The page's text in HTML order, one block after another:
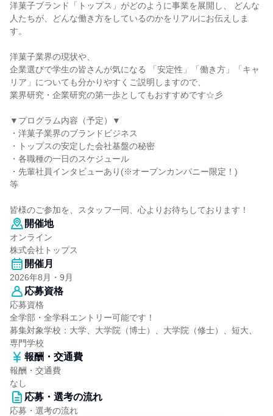
洋菓子ブランド「トップス」がどのように事業を展開し、 どんな
人たちが、どんな働き方をしているのかをリアルにお伝えしま
す。
洋菓子業界の現状や、
企業選びで学生の皆さんが気になる 「安定性」「働き方」「キャ
リア」についても分かりやすくご説明しますので、
業界研究・企業研究の第一歩としてもおすすめです☆彡
▼プログラム内容（予定）▼
・洋菓子業界のブランドビジネス
・トップスの安定した会社基盤の秘密
・各職種の一日のスケジュール
・先輩社員インタビューあり(※オープンカンパニー限定！)
等
皆様のご参加を、スタッフ一同、心よりお待ちしております！
開催地
オンライン
株式会社トップス
開催月
2026年8月・9月
応募資格
応募資格
全学部・全学科エントリー可能です！
募集対象学校：大学、大学院（博士）、大学院（修士）、短大、
専門学校
報酬・交通費
報酬・交通費
なし
応募・選考の流れ
応募・選考の流れ